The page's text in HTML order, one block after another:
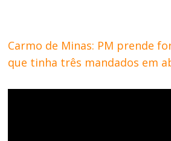
Carmo de Minas: PM prende
que tinha três mandados em